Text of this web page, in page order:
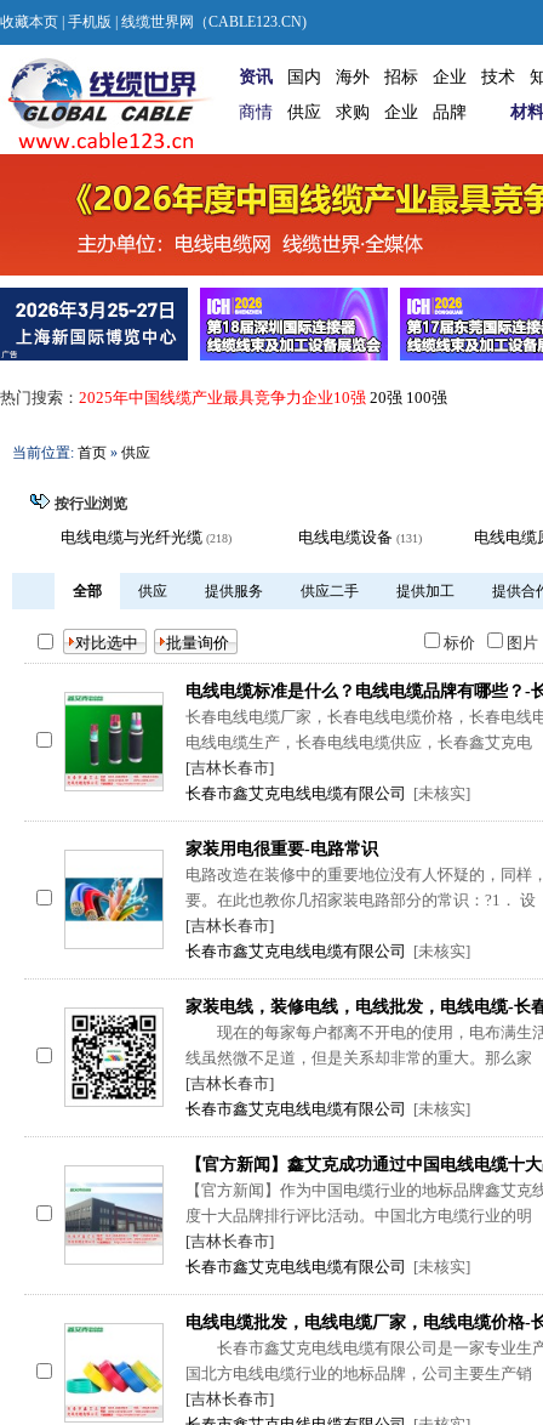
收藏本页 手机版 | 线缆世界网（CABLE123.CN)
资讯 国内 海外 招标 企业 技术
商情
供应 求购 企业 品牌 材料
热门搜索： 2025年中国线缆产业最具竞争力企业10强 20强 100强
当前位置: 首页 » 供应
按行业浏览
电线电缆与光纤光缆 (218) 电线电缆设备 (131) 电线电缆
全部 供应 提供服务 供应二手 提供加工 提供合
标价 图
电线电缆标准是什么？电线电缆品牌有哪些？-
长春电线电缆厂家，长春电线电缆价格，长春电线
电线电缆生产，长春电线电缆供应，长春鑫艾克电
[吉林长春市]
长春市鑫艾克电线电缆有限公司
[未核实]
家装用电很重要-电路常识
电路改造在装修中的重要地位没有人怀疑的，同样
要。在此也教你几招家装电路部分的常识：?1． 设
[吉林长春市]
长春市鑫艾克电线电缆有限公司
[未核实]
家装电线，装修电线，电线批发，电线电缆-长
现在的每家每户都离不开电的使用，电布满生
线虽然微不足道，但是关系却非常的重大。那么家
[吉林长春市]
长春市鑫艾克电线电缆有限公司
[未核实]
【官方新闻】鑫艾克成功通过中国电线电缆十
【官方新闻】作为中国电缆行业的地标品牌鑫艾
度十大品牌排行评比活动。中国北方电缆行业的明
[吉林长春市]
长春市鑫艾克电线电缆有限公司
[未核实]
电线电缆批发，电线电缆厂家，电线电缆价格-
长春市鑫艾克电线电缆有限公司是一家专业生
国北方电线电缆行业的地标品牌，公司主要生产销
[吉林长春市]